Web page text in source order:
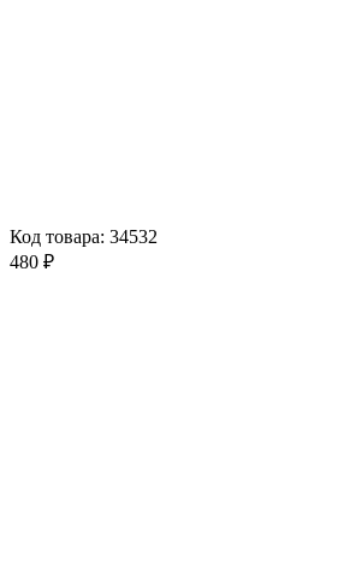
Код товара: 34532
480 ₽